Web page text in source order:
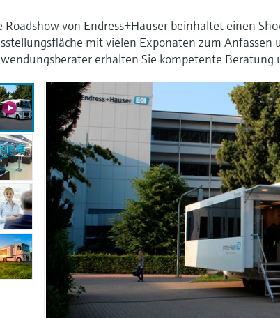
Roadshow von Endress+Hauser beinhaltet einen
mit vielen Exponaten zum Anfassen
erhalten Sie kompetente Beratung